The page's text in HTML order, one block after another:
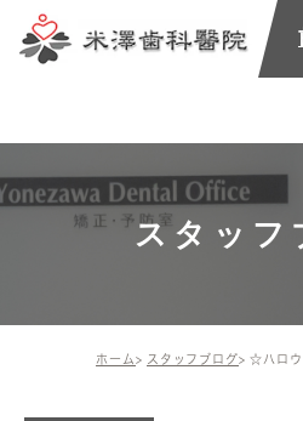
スタッフ
ホーム スタッフブログ ☆ハロウ